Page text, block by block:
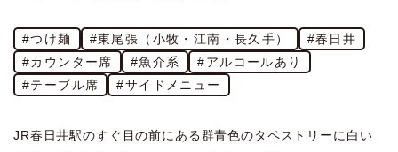
#つけ麺 #東尾張（小牧・江南・長久手）
#春日井
#カウンター席
#魚介系
#アルコールあり
#テーブル席
#サイドメニュー
JR春日井駅のすぐ目の前にある群青色のタペストリーに白い